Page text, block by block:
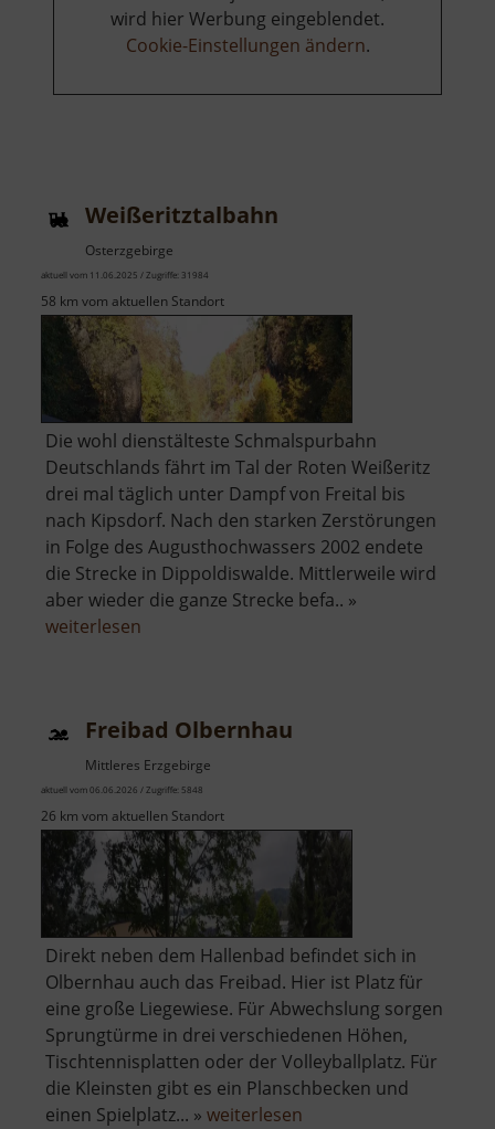
wird hier Werbung eingeblendet.
Cookie-Einstellungen ändern.
Weißeritztalbahn
Osterzgebirge
aktuell vom 11.06.2025 / Zugriffe: 31984
58 km vom aktuellen Standort
Die wohl dienstälteste Schmalspurbahn
Deutschlands fährt im Tal der Roten Weißeritz
drei mal täglich unter Dampf von Freital bis
nach Kipsdorf. Nach den starken Zerstörungen
in Folge des Augusthochwassers 2002 endete
die Strecke in Dippoldiswalde. Mittlerweile wird
aber wieder die ganze Strecke befa.. »
weiterlesen
Freibad Olbernhau
Mittleres Erzgebirge
aktuell vom 06.06.2026 / Zugriffe: 5848
26 km vom aktuellen Standort
Direkt neben dem Hallenbad befindet sich in
Olbernhau auch das Freibad. Hier ist Platz für
eine große Liegewiese. Für Abwechslung sorgen
Sprungtürme in drei verschiedenen Höhen,
Tischtennisplatten oder der Volleyballplatz. Für
die Kleinsten gibt es ein Planschbecken und
einen Spielplatz... » weiterlesen